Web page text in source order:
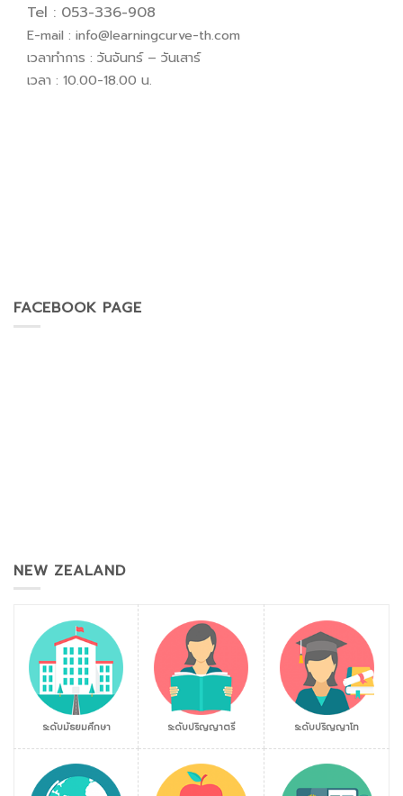
Tel : 053-336-908
E-mail : info@learningcurve-th.com
เวลาทำการ : วันจันทร์ – วันเสาร์
เวลา : 10.00-18.00 น.
FACEBOOK PAGE
NEW ZEALAND
ระดับมัธยมศึกษา ระดับปริญญาตรี ระดับปริญญาโท